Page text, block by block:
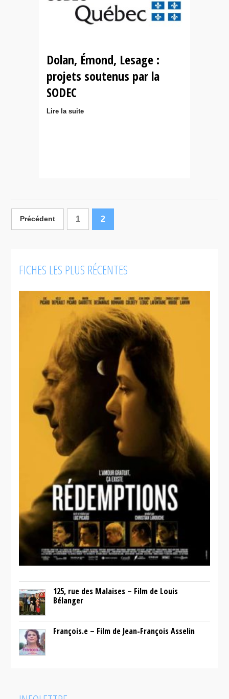
Dolan, Émond, Lesage :
projets soutenus par la
SODEC
Lire la suite
Précédent 1 2
FICHES LES PLUS RÉCENTES
125, rue des Malaises – Film de Louis
Bélanger
François.e – Film de Jean-François Asselin